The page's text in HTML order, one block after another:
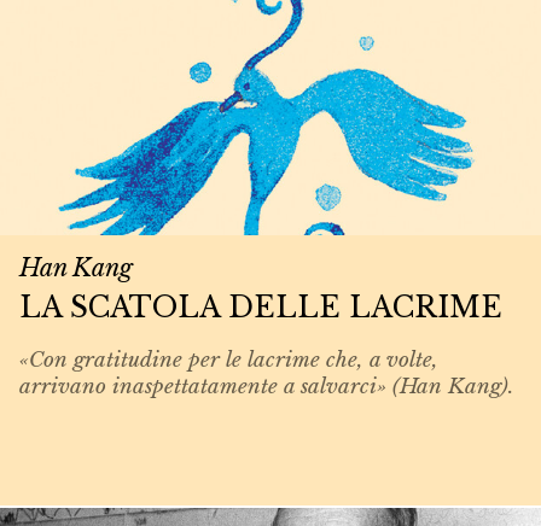
Han Kang
LA SCATOLA DELLE LACRIME
«Con gratitudine per le lacrime che, a volte,
arrivano inaspettatamente a salvarci» (Han Kang).